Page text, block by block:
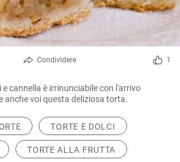
Condividere 1
cannella è irrinunciabile con l'arrivo
anche voi questa deliziosa torta.
TORTE E DOLCI
TORTE ALLA FRUTTA